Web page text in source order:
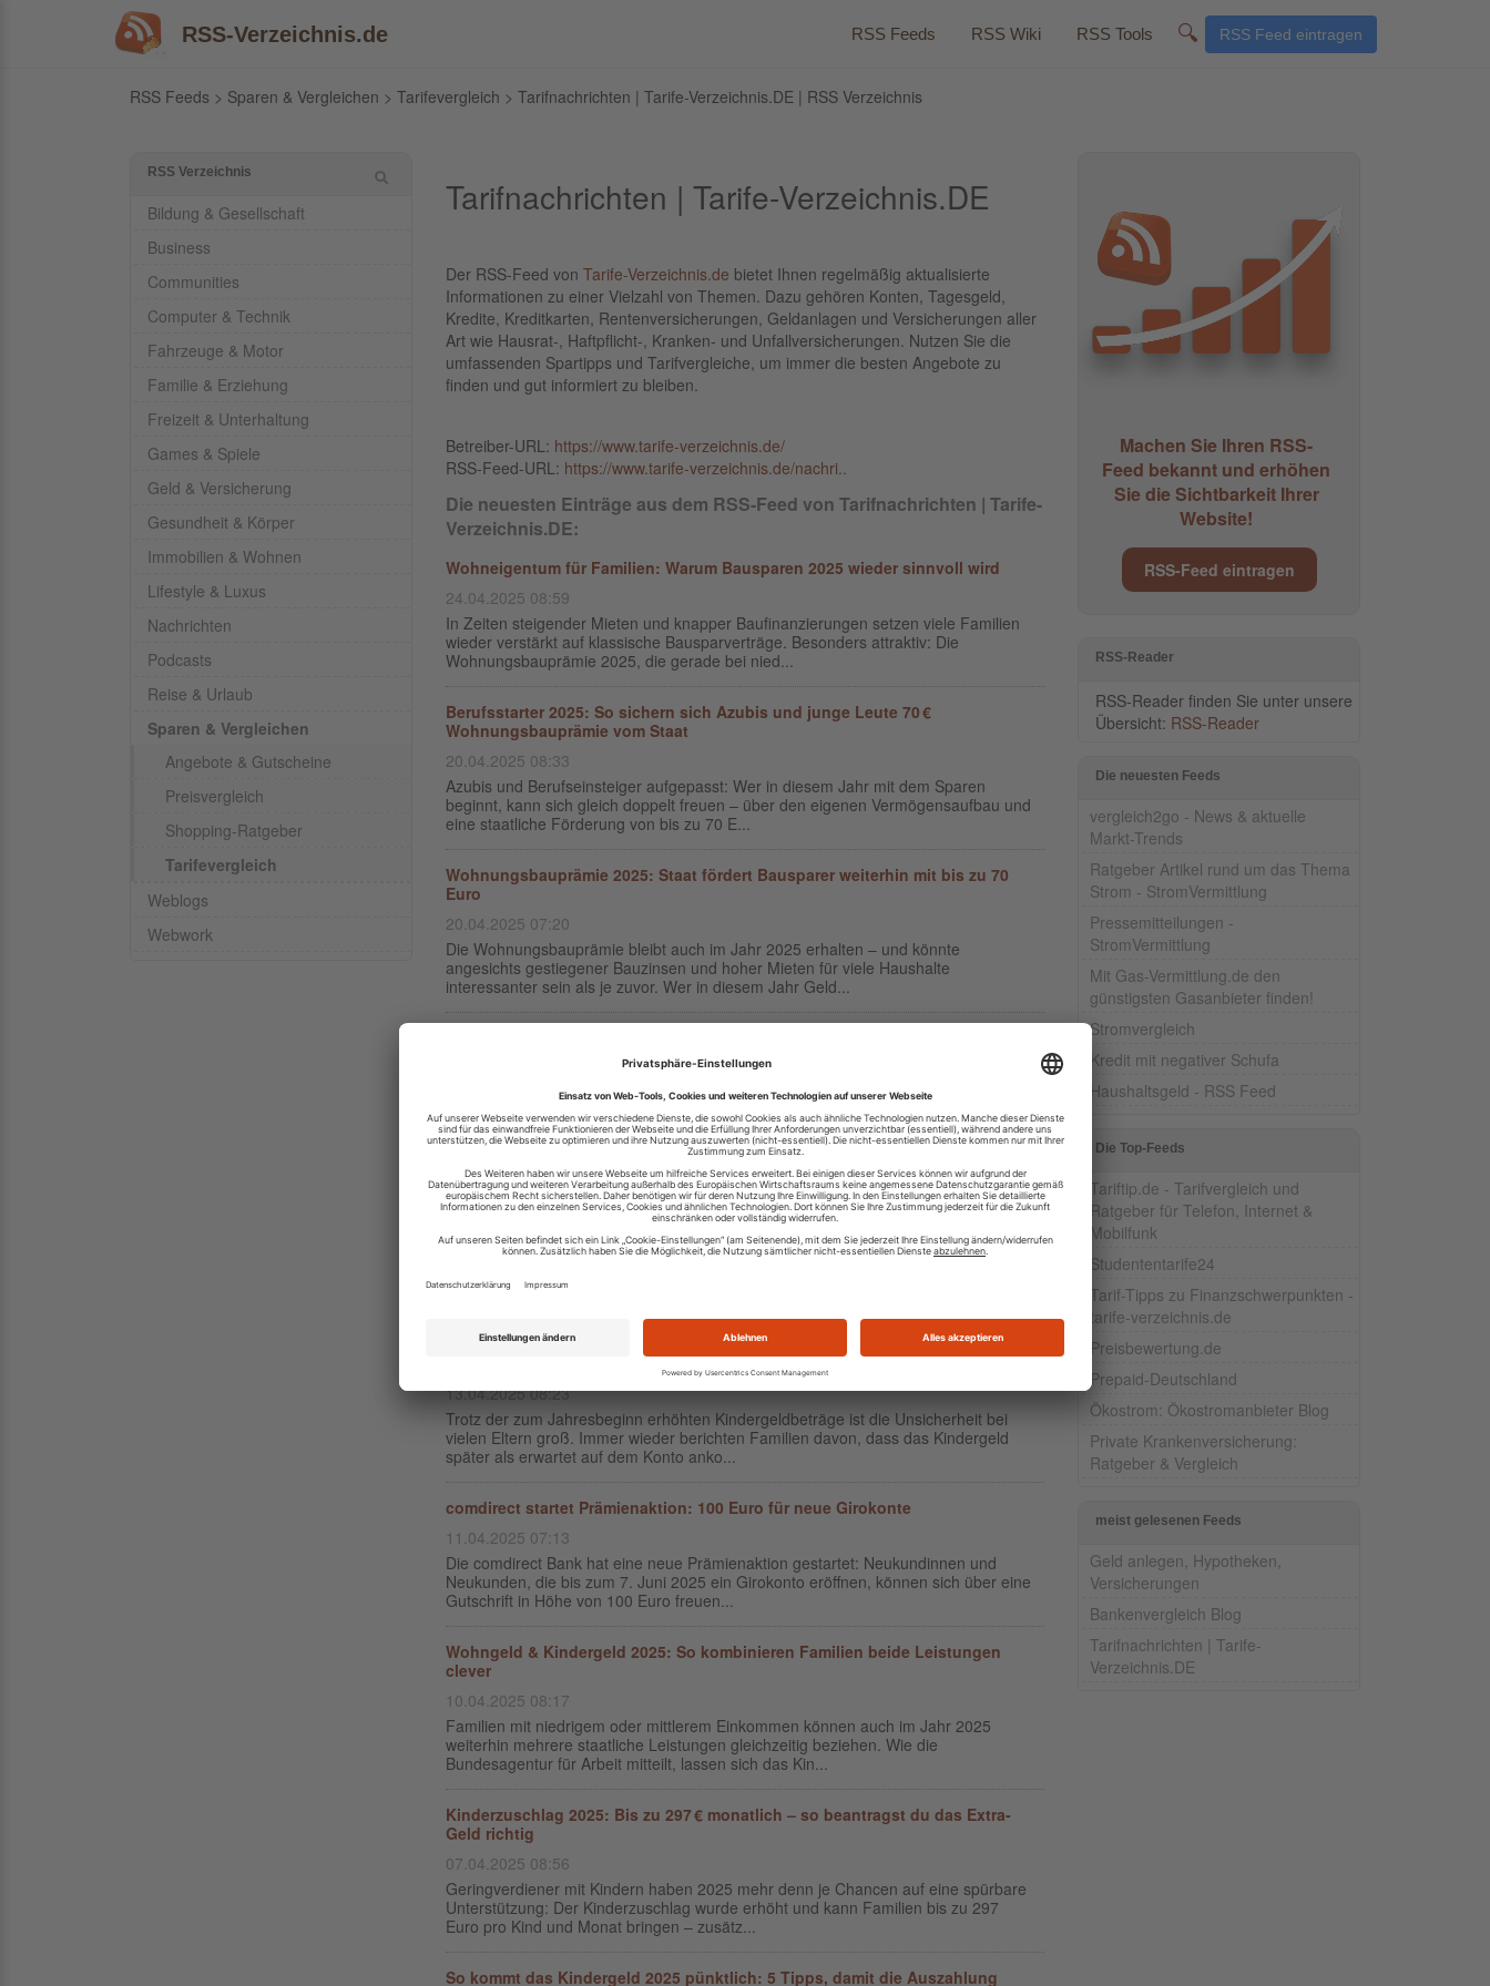
RSS-Verzeichnis.de RSS Feeds RSS Wiki RSS Tools 🔍 RSS Feed eintragen
RSS Feeds > Sparen & Vergleichen > Tarifevergleich > Tarifnachrichten | Tarife-Verzeichnis.DE | RSS Verzeichnis
RSS Verzeichnis
Bildung & Gesellschaft
Business
Communities
Computer & Technik
Fahrzeuge & Motor
Familie & Erziehung
Freizeit & Unterhaltung
Games & Spiele
Geld & Versicherung
Gesundheit & Körper
Immobilien & Wohnen
Lifestyle & Luxus
Nachrichten
Podcasts
Reise & Urlaub
Sparen & Vergleichen
Angebote & Gutscheine
Preisvergleich
Shopping-Ratgeber
Tarifevergleich
Weblogs
Webwork
Tarifnachrichten | Tarife-Verzeichnis.DE
Der RSS-Feed von Tarife-Verzeichnis.de bietet Ihnen regelmäßig aktualisierte
Informationen zu einer Vielzahl von Themen. Dazu gehören Konten, Tagesgeld,
Kredite, Kreditkarten, Rentenversicherungen, Geldanlagen und Versicherungen aller
Art wie Hausrat-, Haftpflicht-, Kranken- und Unfallversicherungen. Nutzen Sie die
umfassenden Spartipps und Tarifvergleiche, um immer die besten Angebote zu
finden und gut informiert zu bleiben.
Betreiber-URL: https://www.tarife-verzeichnis.de/
RSS-Feed-URL: https://www.tarife-verzeichnis.de/nachri..
Die neuesten Einträge aus dem RSS-Feed von Tarifnachrichten | Tarife-
Verzeichnis.DE:
Wohneigentum für Familien: Warum Bausparen 2025 wieder sinnvoll wird
24.04.2025 08:59
In Zeiten steigender Mieten und knapper Baufinanzierungen setzen viele Familien
wieder verstärkt auf klassische Bausparverträge. Besonders attraktiv: Die
Wohnungsbauprämie 2025, die gerade bei nied...
Berufsstarter 2025: So sichern sich Azubis und junge Leute 70 €
Wohnungsbauprämie vom Staat
20.04.2025 08:33
Azubis und Berufseinsteiger aufgepasst: Wer in diesem Jahr mit dem Sparen
beginnt, kann sich gleich doppelt freuen – über den eigenen Vermögensaufbau und
eine staatliche Förderung von bis zu 70 E...
Wohnungsbauprämie 2025: Staat fördert Bausparer weiterhin mit bis zu 70
Euro
20.04.2025 07:20
Die Wohnungsbauprämie bleibt auch im Jahr 2025 erhalten – und könnte
angesichts gestiegener Bauzinsen und hoher Mieten für viele Haushalte
interessanter sein als je zuvor. Wer in diesem Jahr Geld...
17.04.2025 08:45
Die Wohnungsbauprämie war lange Zeit ein beliebtes Förderinstrument für junge
Sparer – doch was ist mit älteren Menschen, insbesondere Rentnern? 2025 rückt
das Thema wieder in den Fokus, denn v...
Wohngeld Plus 2025: Für wen es jetzt deutlich mehr Geld gibt
15.04.2025 08:48
Höhere Mieten, steigende Nebenkosten – für viele Haushalte wird Wohnen immer
2023 wurde es spürbar ausgeweitet – u...
Verzögerungen bei Kindergeldauszahlung: Was Familien 2025 wissen
13.04.2025 08:23
Trotz der zum Jahresbeginn erhöhten Kindergeldbeträge ist die Unsicherheit bei
vielen Eltern groß. Immer wieder berichten Familien davon, dass das Kindergeld
später als erwartet auf dem Konto anko...
comdirect startet Prämienaktion: 100 Euro für neue Girokonte
11.04.2025 07:13
Die comdirect Bank hat eine neue Prämienaktion gestartet: Neukundinnen und
Neukunden, die bis zum 7. Juni 2025 ein Girokonto eröffnen, können sich über eine
Gutschrift in Höhe von 100 Euro freuen...
Wohngeld & Kindergeld 2025: So kombinieren Familien beide Leistungen
clever
10.04.2025 08:17
Familien mit niedrigem oder mittlerem Einkommen können auch im Jahr 2025
weiterhin mehrere staatliche Leistungen gleichzeitig beziehen. Wie die
Bundesagentur für Arbeit mitteilt, lassen sich das Kin...
Kinderzuschlag 2025: Bis zu 297 € monatlich – so beantragst du das Extra-
Geld richtig
07.04.2025 08:56
Geringverdiener mit Kindern haben 2025 mehr denn je Chancen auf eine spürbare
Unterstützung: Der Kinderzuschlag wurde erhöht und kann Familien bis zu 297
Euro pro Kind und Monat bringen – zusätz...
So kommt das Kindergeld 2025 pünktlich: 5 Tipps, damit die Auszahlung
Machen Sie Ihren RSS-
Feed bekannt und erhöhen
Sie die Sichtbarkeit Ihrer
Website!
RSS-Feed eintragen
RSS-Reader
RSS-Reader finden Sie unter unsere
Übersicht: RSS-Reader
Die neuesten Feeds
vergleich2go - News & aktuelle
Markt-Trends
Ratgeber Artikel rund um das Thema
Strom - StromVermittlung
Pressemitteilungen -
StromVermittlung
Mit Gas-Vermittlung.de den
günstigsten Gasanbieter finden!
Stromvergleich
Kredit mit negativer Schufa
Haushaltsgeld - RSS Feed
Die Top-Feeds
Tariftip.de - Tarifvergleich und
Ratgeber für Telefon, Internet &
Mobilfunk
Studententarife24
Tarif-Tipps zu Finanzschwerpunkten -
tarife-verzeichnis.de
Preisbewertung.de
Prepaid-Deutschland
Ökostrom: Ökostromanbieter Blog
Private Krankenversicherung:
Ratgeber & Vergleich
meist gelesenen Feeds
Geld anlegen, Hypotheken,
Versicherungen
Bankenvergleich Blog
Tarifnachrichten | Tarife-
Verzeichnis.DE